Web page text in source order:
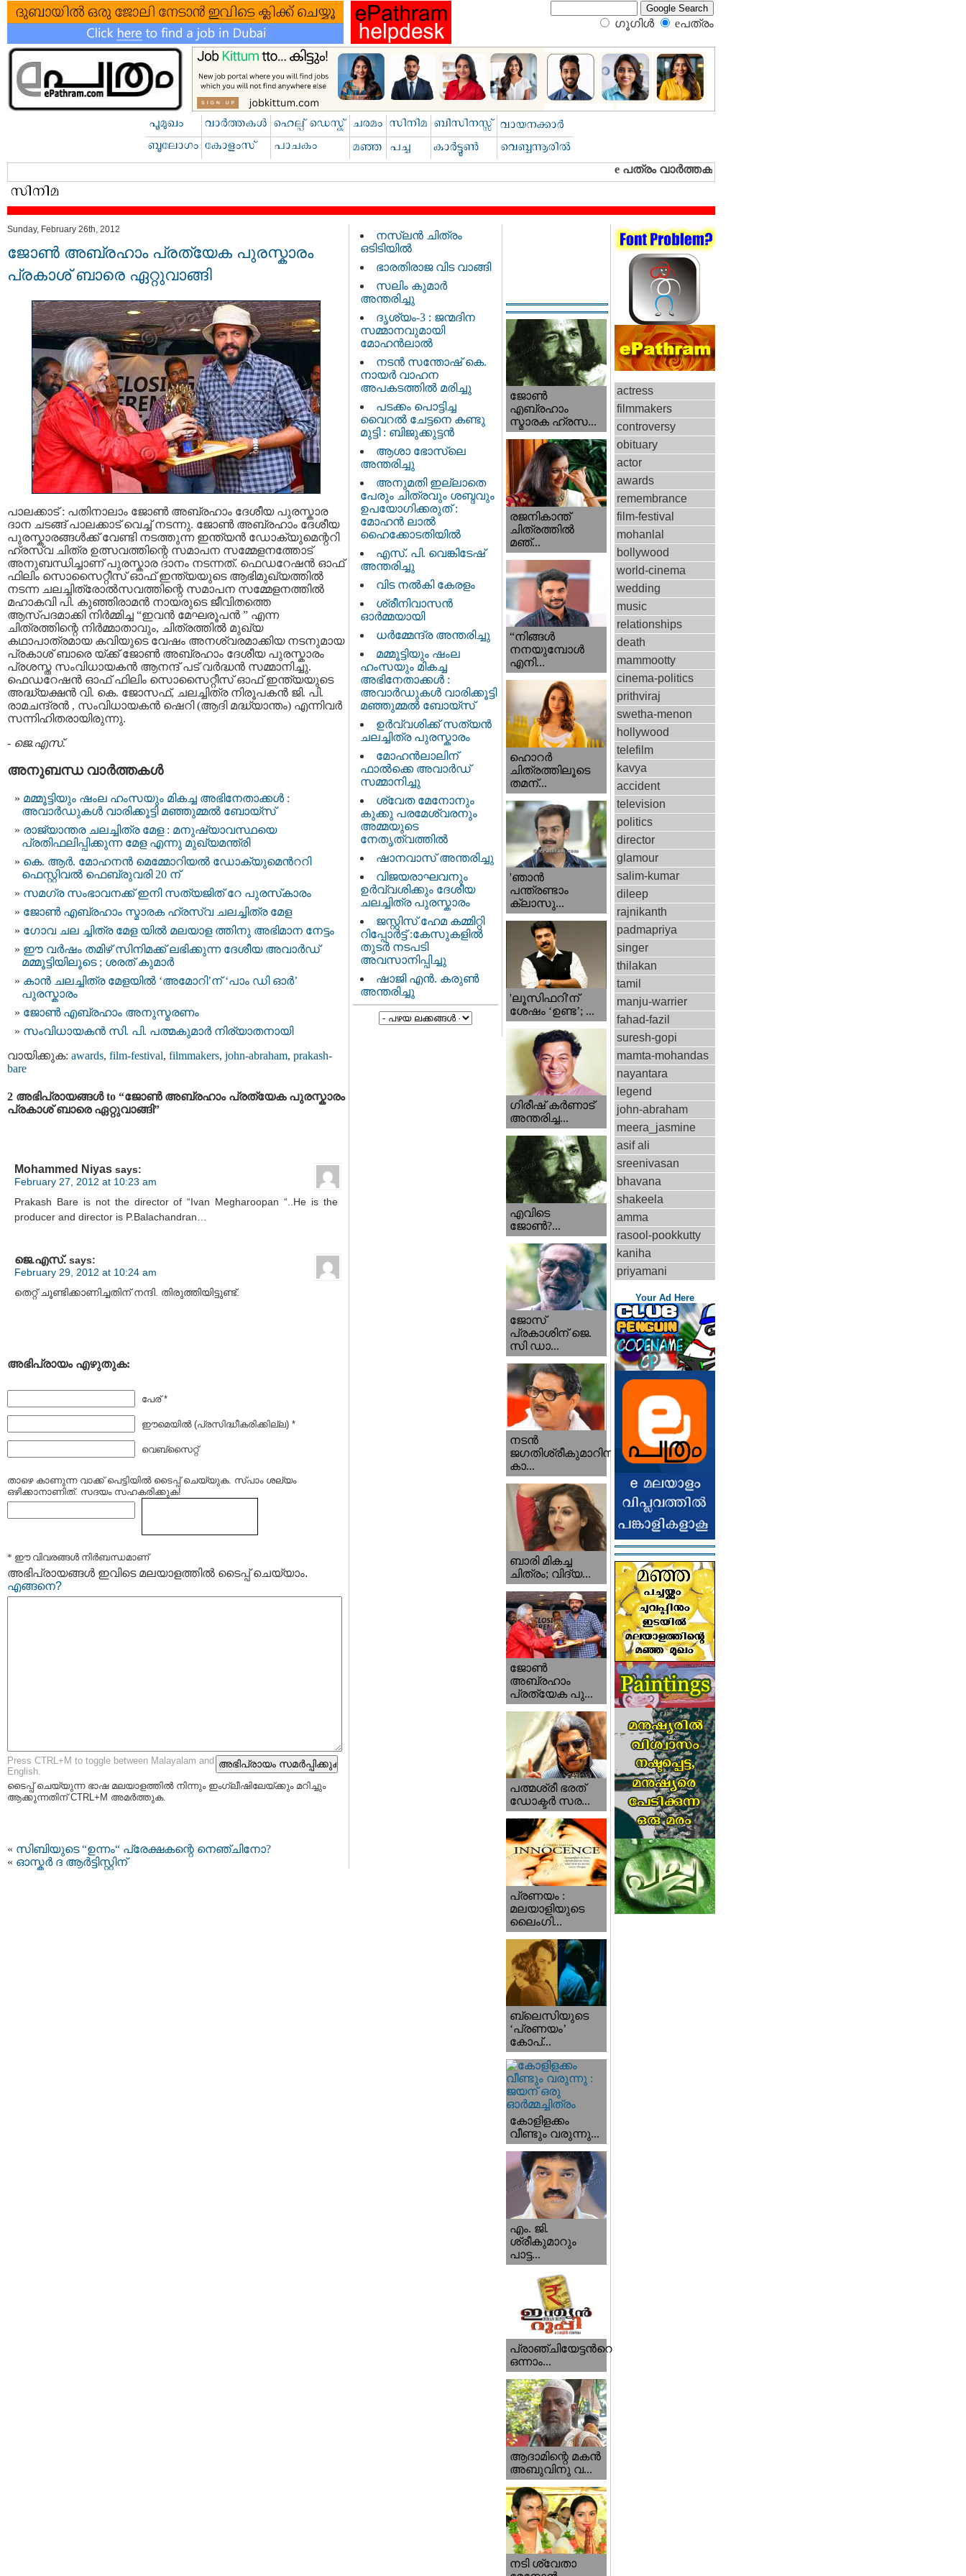
ഗൂഗിള്‍ eപത്രം‍
Sunday, February 26th, 2012
ജോണ്‍ അബ്രഹാം പ്രത്യേക പുരസ്കാരം
പ്രകാശ്‌ ബാരെ ഏറ്റുവാങ്ങി
പാലക്കാട്‌ : പതിനാലാം ജോണ്‍ അബ്രഹാം ദേശീയ പുരസ്കാര
ദാന ചടങ്ങ് പാലക്കാട്‌ വെച്ച് നടന്നു. ജോണ്‍ അബ്രഹാം ദേശീയ
പുരസ്കാരങ്ങള്‍ക്ക് വേണ്ടി നടത്തുന്ന ഇന്ത്യന്‍ ഡോക്യുമെന്ററി
ഹ്രസ്വ ചിത്ര ഉത്സവത്തിന്റെ സമാപന സമ്മേളനത്തോട്
അനുബന്ധിച്ചാണ് പുരസ്കാര ദാനം നടന്നത്. ഫെഡറേഷന്‍ ഓഫ്
ഫിലിം സൊസൈറ്റീസ്‌ ഓഫ് ഇന്ത്യയുടെ ആഭിമുഖ്യത്തില്‍
നടന്ന ചലച്ചിത്രോല്‍സവത്തിന്റെ സമാപന സമ്മേളനത്തില്‍
മഹാകവി പി. കുഞ്ഞിരാമന്‍ നായരുടെ ജീവിതത്തെ
ആസ്പദമാക്കി നിര്‍മ്മിച്ച “ഇവന്‍ മേഘരൂപന്‍ ” എന്ന
ചിത്രത്തിന്റെ നിര്‍മ്മാതാവും, ചിത്രത്തില്‍ മുഖ്യ
കഥാപാത്രമായ കവിയുടെ വേഷം അനശ്വരമാക്കിയ നടനുമായ
പ്രകാശ്‌ ബാരെ യ്ക്ക് ജോണ്‍ അബ്രഹാം ദേശീയ പുരസ്കാരം
പ്രശസ്ത സംവിധായകന്‍ ആനന്ദ്‌ പട് വര്‍ദ്ധന്‍ സമ്മാനിച്ചു.
ഫെഡറേഷന്‍ ഓഫ് ഫിലിം സൊസൈറ്റീസ്‌ ഓഫ് ഇന്ത്യയുടെ
അദ്ധ്യക്ഷന്‍ വി. കെ. ജോസഫ്‌, ചലച്ചിത്ര നിരൂപകന്‍ ജി. പി.
രാമചന്ദ്രന്‍ , സംവിധായകന്‍ ഷെറി (ആദി മദ്ധ്യാന്തം) എന്നിവര്‍
സന്നിഹിതരായിരുന്നു.
- ജെ.എസ്.
അനുബന്ധ വാര്‍ത്തകള്‍
മമ്മൂട്ടിയും ഷംല ഹംസയും മികച്ച അഭിനേതാക്കൾ :
അവാർഡുകൾ വാരിക്കൂട്ടി മഞ്ഞുമ്മൽ ബോയ്സ്
രാജ്യാന്തര ചലച്ചിത്ര മേള : മനുഷ്യാവസ്ഥയെ
പ്രതിഫലിപ്പിക്കുന്ന മേള എന്നു മുഖ്യമന്ത്രി
കെ. ആർ. മോഹനൻ മെമ്മോറിയൽ ഡോക്യുമെന്‍ററി
ഫെസ്റ്റിവല്‍ ഫെബ്രുവരി 20 ന്
സമഗ്ര സംഭാവനക്ക് ഇനി സത്യജിത് റേ പുരസ്‌കാരം
ജോണ്‍ എബ്രഹാം സ്മാരക ഹ്രസ്വ ചലച്ചിത്ര മേള
ഗോവ ചല ച്ചിത്ര മേള യിൽ മലയാള ത്തിനു അഭിമാന നേട്ടം
ഈ വർഷം തമിഴ് സിനിമക്ക് ലഭിക്കുന്ന ദേശീയ അവാർഡ്
മമ്മൂട്ടിയിലൂടെ ; ശരത് കുമാർ
കാന്‍ ചലച്ചിത്ര മേളയില്‍ ‘അമോറി’ന് ‘പാം ഡി ഓര്‍’
പുരസ്കാരം
ജോണ്‍ എബ്രഹാം അനുസ്മരണം
സംവിധായകന്‍ സി. പി. പത്മകുമാര്‍ നിര്യാതനായി
വായിക്കുക: awards, film-festival, filmmakers, john-abraham, prakash-
bare
2 അഭിപ്രായങ്ങള്‍ to “ജോണ്‍ അബ്രഹാം പ്രത്യേക പുരസ്കാരം
പ്രകാശ്‌ ബാരെ ഏറ്റുവാങ്ങി”
Mohammed Niyas says:
February 27, 2012 at 10:23 am
Prakash Bare is not the director of “Ivan Megharoopan “..He is the
producer and director is P.Balachandran…
ജെ.എസ്. says:
February 29, 2012 at 10:24 am
തെറ്റ്‌ ചൂണ്ടിക്കാണിച്ചതിന് നന്ദി. തിരുത്തിയിട്ടുണ്ട്.
അഭിപ്രായം എഴുതുക:
പേര് *
ഈമെയില്‍ (പ്രസിദ്ധീകരിക്കില്ല) *
വെബ്സൈറ്റ്
താഴെ കാണുന്ന വാക്ക് പെട്ടിയില്‍ ടൈപ്പ്‌ ചെയ്യുക. സ്പാം ശല്യം
ഒഴിക്കാനാണിത്. സദയം സഹകരിക്കുക!
* ഈ വിവരങ്ങള്‍ നിര്‍ബന്ധമാണ്
അഭിപ്രായങ്ങള്‍ ഇവിടെ മലയാളത്തില്‍ ടൈപ്പ് ചെയ്യാം.
എങ്ങനെ?
Press CTRL+M to toggle between Malayalam and
English.
ടൈപ്പ്‌ ചെയ്യുന്ന ഭാഷ മലയാളത്തില്‍ നിന്നും ഇംഗ്ലീഷിലേയ്ക്കും മറിച്ചും
ആക്കുന്നതിന് CTRL+M അമര്‍ത്തുക.
« സിബിയുടെ “ഉന്നം“ പ്രേക്ഷകന്റെ നെഞ്ചിനോ?
« ഓസ്കര്‍ ദ ആര്‍ട്ടിസ്റ്റിന്
നസ്‌ലൻ ചിത്രം
ഒടിടിയിൽ
ഭാരതിരാജ വിട വാങ്ങി
സലിം കുമാർ
അന്തരിച്ചു
ദൃശ്യം-3 : ജന്മദിന
സമ്മാനവുമായി
മോഹൻലാൽ
നടന്‍ സന്തോഷ് കെ.
നായര്‍ വാഹന
അപകടത്തില്‍ മരിച്ചു
പടക്കം പൊട്ടിച്ച
വൈറൽ ചേട്ടനെ കണ്ടു
മുട്ടി : ബിജുക്കുട്ടൻ
ആശാ ഭോസ്‌ലെ
അന്തരിച്ചു
അനുമതി ഇല്ലാതെ
പേരും ചിത്രവും ശബ്ദവും
ഉപയോഗിക്കരുത് :
മോഹന്‍ ലാല്‍
ഹൈക്കോടതിയിൽ
എസ്. പി. വെങ്കിടേഷ്
അന്തരിച്ചു
വിട നല്‍കി കേരളം
ശ്രീനിവാസന്‍
ഓര്‍മ്മയായി
ധര്‍മ്മേന്ദ്ര അന്തരിച്ചു
മമ്മൂട്ടിയും ഷംല
ഹംസയും മികച്ച
അഭിനേതാക്കൾ :
അവാർഡുകൾ വാരിക്കൂട്ടി
മഞ്ഞുമ്മൽ ബോയ്സ്
ഉർവ്വശിക്ക് സത്യൻ
ചലച്ചിത്ര പുരസ്കാരം
മോഹൻലാലിന്
ഫാല്‍ക്കെ അവാര്‍ഡ്
സമ്മാനിച്ചു
ശ്വേത മേനോനും
കുക്കു പരമേശ്വരനും
അമ്മയുടെ
നേതൃത്വത്തിൽ
ഷാനവാസ് അന്തരിച്ചു
വിജയരാഘവനും
ഉര്‍വ്വശിക്കും ദേശീയ
ചലച്ചിത്ര പുരസ്കാരം
ജസ്റ്റിസ്‌ ഹേമ കമ്മിറ്റി
റിപ്പോർട്ട് : കേസുകളിൽ
തുടർ നടപടി
അവസാനിപ്പിച്ചു
ഷാജി എൻ. കരുൺ
അന്തരിച്ചു
ജോണ്‍
എബ്രഹാം
സ്മാരക ഹ്രസ...
രജനികാന്ത്
ചിത്രത്തിൽ
മഞ്...
“നിങ്ങള്‍
നനയുമ്പോള്‍
എനി...
ഹൊറര്‍
ചിത്രത്തിലൂടെ
തമന്...
'ഞാന്‍
പന്ത്രണ്ടാം
ക്ലാസു...
'ലൂസിഫറി'ന്
ശേഷം ‘ഉണ്ട’; ...
ഗിരീഷ് കര്‍ണാട്
അന്തരിച്ച...
എവിടെ
ജോണ്‍?...
ജോസ്
പ്രകാശിന് ജെ.
സി ഡാ...
നടന്‍
ജഗതിശ്രീകുമാറിനു
കാ...
ബാരി മികച്ച
ചിത്രം; വിദ്യ...
ജോണ്‍
അബ്രഹാം
പ്രത്യേക പു...
പത്മശ്രീ ഭരത്
ഡോക്ടര്‍ സര...
പ്രണയം :
മലയാളിയുടെ
ലൈംഗി...
ബ്ലെസിയുടെ
‘പ്രണയം’
കോപ്...
കോളിളക്കം
വീണ്ടും വരുന്നു...
എം. ജി.
ശ്രീകുമാറും
പാട്ട...
പ്രാഞ്ചിയേട്ടന്‍റെ
ഒന്നാം...
ആദാമിന്റെ മകന്‍
അബുവിനു വ...
നടി ശ്വേതാ
actress
filmmakers
controversy
obituary
actor
awards
remembrance
film-festival
mohanlal
bollywood
world-cinema
wedding
music
relationships
death
mammootty
cinema-politics
prithviraj
swetha-menon
hollywood
telefilm
kavya
accident
television
politics
director
glamour
salim-kumar
dileep
rajnikanth
padmapriya
singer
thilakan
tamil
manju-warrier
fahad-fazil
suresh-gopi
mamta-mohandas
nayantara
legend
john-abraham
meera_jasmine
asif ali
sreenivasan
bhavana
shakeela
amma
rasool-pookkutty
kaniha
priyamani
Your Ad Here